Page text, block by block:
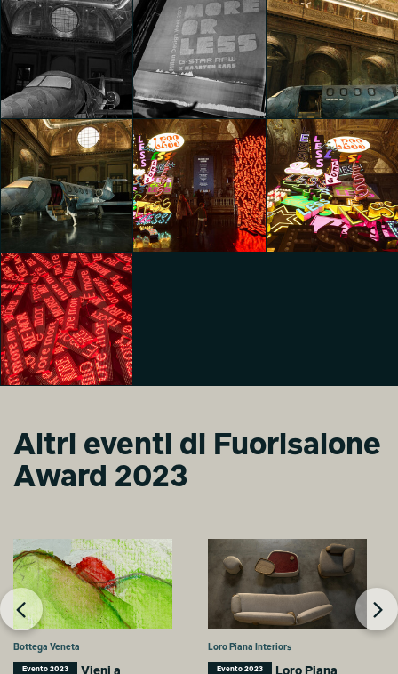
Maarten Baas & G-
Star RAW | More or
Less
Giada Vercesi
Maarten Baas & G-
Star RAW | More or
Less
Michela Ruggiero
Maarten Baas & G-
Star RAW | More or
Less
Michela Ruggiero
Maarten Baas & G-
Star RAW | More or
Less
Michela Ruggiero
Maarten Baas & G-
Star RAW | More or
Less
Riccardo Bertani
Maarten Baas & G-
Star RAW | More or
Less
Riccardo Bertani
Maarten Baas & G-
Star RAW | More or
Less
Riccardo Bertani
Maarten Baas & G-
Star RAW | More or
Less
Altri eventi di Fuorisalone
Award 2023
Bottega Veneta
Evento 2023
Vieni a
Loro Piana Interiors
Evento 2023
Loro Piana